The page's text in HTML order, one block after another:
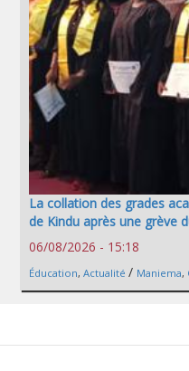
La collation des grades
de Kindu après une grève
06/08/2026 - 15:18
Éducation, Actualité / Maniema,